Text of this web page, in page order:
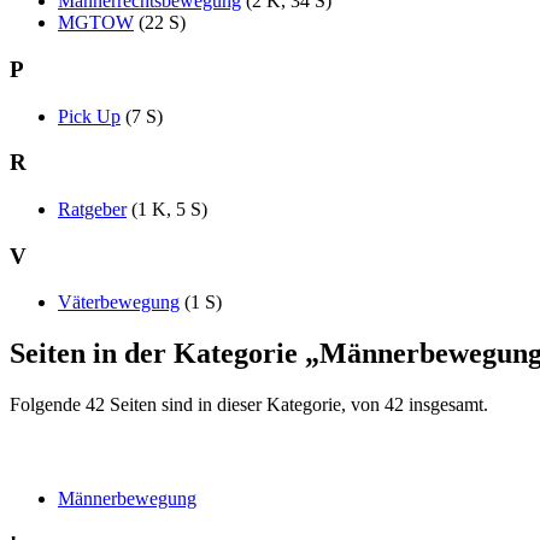
MGTOW (22 S)
P
Pick Up (7 S)
R
Ratgeber‎(1 K, 5 S)
V
Väterbewegung (1 S)
Seiten in der Kategorie
Folgende 42 Seiten sind in dieser Kategorie, von 42 insgesamt.
Männerbewegung